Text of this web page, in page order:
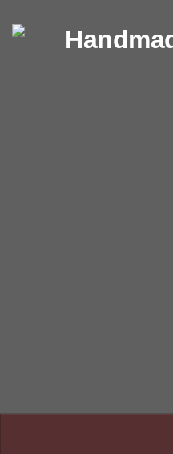
Перейти к содержимому